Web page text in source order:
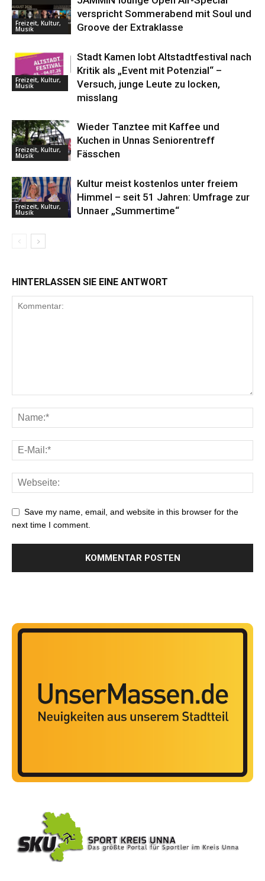
Freizeit, Kultur,
Musik
verspricht Sommerabend mit Soul und
Groove der Extraklasse
Freizeit, Kultur,
Musik
Stadt Kamen lobt Altstadtfestival nach
Kritik als „Event mit Potenzial“ –
Versuch, junge Leute zu locken,
misslang
Freizeit, Kultur,
Musik
Wieder Tanztee mit Kaffee und
Kuchen in Unnas Seniorentreff
Fässchen
Freizeit, Kultur,
Musik
Kultur meist kostenlos unter freiem
Himmel – seit 51 Jahren: Umfrage zur
Unnaer „Summertime“
HINTERLASSEN SIE EINE ANTWORT
Save my name, email, and website in this browser for the
next time I comment.